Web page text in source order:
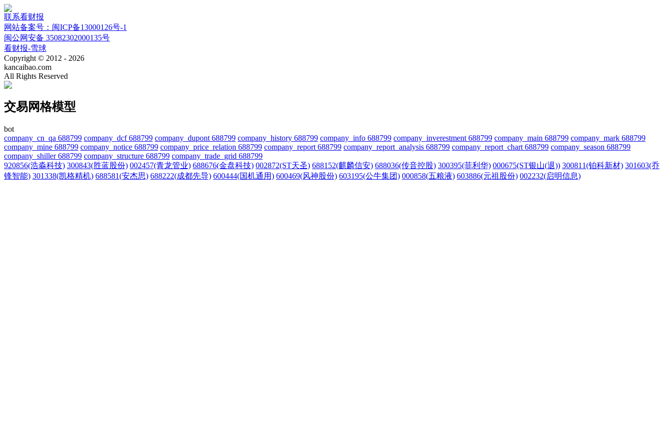
联系看财报
网站备案号：闽ICP备13000126号-1
闽公网安备 35082302000135号
看财报-雪球
Copyright © 2012 - 2026
kancaibao.com
All Rights Reserved
交易网格模型
bot
company_cn_qa 688799 company_dcf 688799 company_dupont 688799 company_history 688799 company_info 688799 company_inverestment 688799 company_main 688799 company_mark 688799
company_mine 688799 company_notice 688799 company_price_relation 688799 company_report 688799 company_report_analysis 688799 company_report_chart 688799 company_season 688799
company_shiller 688799 company_structure 688799 company_trade_grid 688799
920856(浩淼科技) 300843(胜蓝股份) 002457(青龙管业) 688676(金盘科技) 002872(ST天圣) 688152(麒麟信安) 688036(传音控股) 300395(菲利华) 000675(ST银山(退)) 300811(铂科新材) 301603(乔
锋智能) 301338(凯格精机) 688581(安杰思) 688222(成都先导) 600444(国机通用) 600469(风神股份) 603195(公牛集团) 000858(五粮液) 603886(元祖股份) 002232(启明信息)